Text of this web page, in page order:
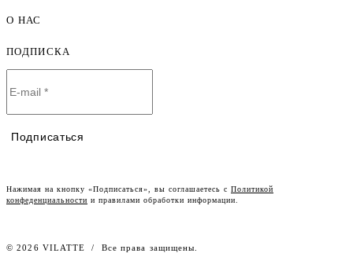
Мужская одежда оптом
Оплата и доставка
Договор-оферта
Условия сотрудничества
О НАС
Lookbook
Работа в компании
ПОДПИСКА
Подписаться
Нажимая на кнопку «Подписаться», вы соглашаетесь с Политикой
конфеденциальности и правилами обработки информации.
© 2026 VILATTE / Все права защищены.